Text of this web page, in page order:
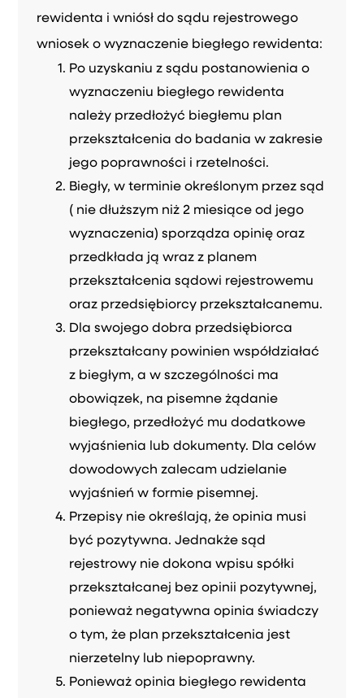
rewidenta i wniósł do sądu rejestrowego
wniosek o wyznaczenie biegłego rewidenta:
Po uzyskaniu z sądu postanowienia o
wyznaczeniu biegłego rewidenta
należy przedłożyć biegłemu plan
przekształcenia do badania w zakresie
jego poprawności i rzetelności.
Biegły, w terminie określonym przez sąd
( nie dłuższym niż 2 miesiące od jego
wyznaczenia) sporządza opinię oraz
przedkłada ją wraz z planem
przekształcenia sądowi rejestrowemu
oraz przedsiębiorcy przekształcanemu.
Dla swojego dobra przedsiębiorca
przekształcany powinien współdziałać
z biegłym, a w szczególności ma
obowiązek, na pisemne żądanie
biegłego, przedłożyć mu dodatkowe
wyjaśnienia lub dokumenty. Dla celów
dowodowych zalecam udzielanie
wyjaśnień w formie pisemnej.
Przepisy nie określają, że opinia musi
być pozytywna. Jednakże sąd
rejestrowy nie dokona wpisu spółki
przekształcanej bez opinii pozytywnej,
ponieważ negatywna opinia świadczy
o tym, że plan przekształcenia jest
nierzetelny lub niepoprawny.
Ponieważ opinia biegłego rewidenta